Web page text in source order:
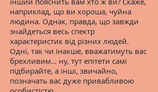
наприклад, що ви хороша, чуйна
людина. Однак, правда, що завжди
знайдеться весь спектр
характеристик від різних людей.
Одні, так чи інакше, вважатимуть вас
брехливим… ну, тут епітети самі
підбирайте, а інші, звичайно,
позначать вас дуже привабливою